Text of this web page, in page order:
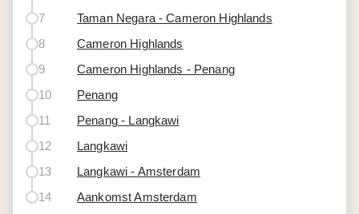
7
Taman Negara - Cameron Highlands
8
Cameron Highlands
9
Cameron Highlands - Penang
10
Penang
11
Penang - Langkawi
12
Langkawi
13
Langkawi - Amsterdam
14
Aankomst Amsterdam